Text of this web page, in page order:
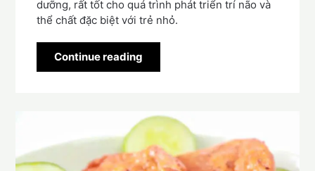
dưỡng, rất tốt cho quá trình phát triển trí não và
thể chất đặc biệt với trẻ nhỏ.
Continue reading